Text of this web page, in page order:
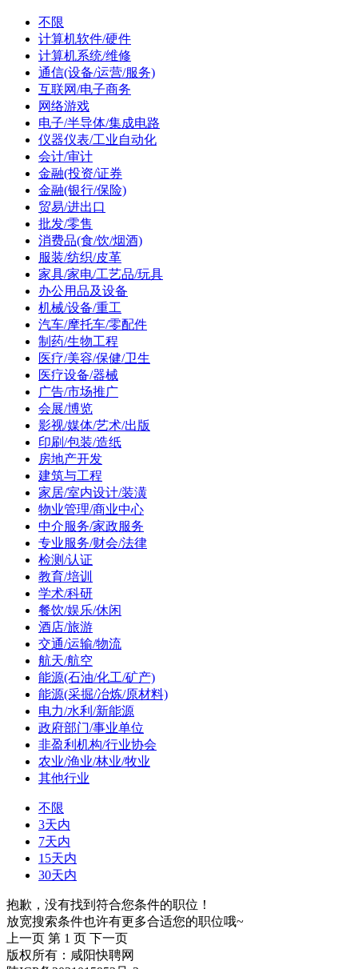
不限
计算机软件/硬件
计算机系统/维修
通信(设备/运营/服务)
互联网/电子商务
网络游戏
电子/半导体/集成电路
仪器仪表/工业自动化
会计/审计
金融(投资/证券
金融(银行/保险)
贸易/进出口
批发/零售
消费品(食/饮/烟酒)
服装/纺织/皮革
家具/家电/工艺品/玩具
办公用品及设备
机械/设备/重工
汽车/摩托车/零配件
制药/生物工程
医疗/美容/保健/卫生
医疗设备/器械
广告/市场推广
会展/博览
影视/媒体/艺术/出版
印刷/包装/造纸
房地产开发
建筑与工程
家居/室内设计/装潢
物业管理/商业中心
中介服务/家政服务
专业服务/财会/法律
检测/认证
教育/培训
学术/科研
餐饮/娱乐/休闲
酒店/旅游
交通/运输/物流
航天/航空
能源(石油/化工/矿产)
能源(采掘/冶炼/原材料)
电力/水利/新能源
政府部门/事业单位
非盈利机构/行业协会
农业/渔业/林业/牧业
其他行业
不限
3天内
7天内
15天内
30天内
抱歉，没有找到符合您条件的职位！
放宽搜索条件也许有更多合适您的职位哦~
上一页 第 1 页 下一页
版权所有：咸阳快聘网